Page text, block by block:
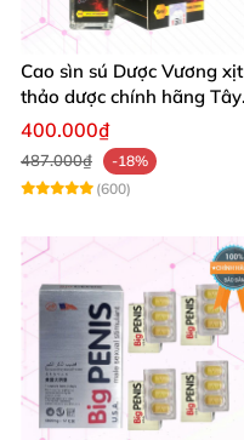
Cao sìn sú Dược Vương xịt
thảo dược chính hãng Tây
Nguyên tốt nhất
400.000₫
487.000₫
-18%
(600)